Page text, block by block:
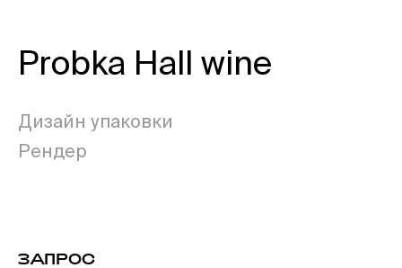
Probka Hall wine
Дизайн упаковки
Рендер
ЗАПРОС